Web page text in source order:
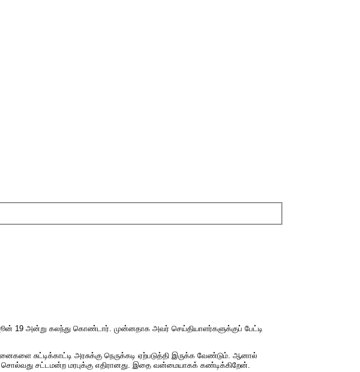
19 அன்று கலந்து கொண்டார். முன்னதாக அவர் செய்தியாளர்களுக்குப் பேட்டி
சுட்டிக்காட்டி அரசுக்கு நெருக்கடி ஏற்படுத்தி இருக்க வேண்டும். ஆனால்
சட்டமன்ற மரபுக்கு எதிரானது. இதை வன்மையாகக் கண்டிக்கிறேன்.